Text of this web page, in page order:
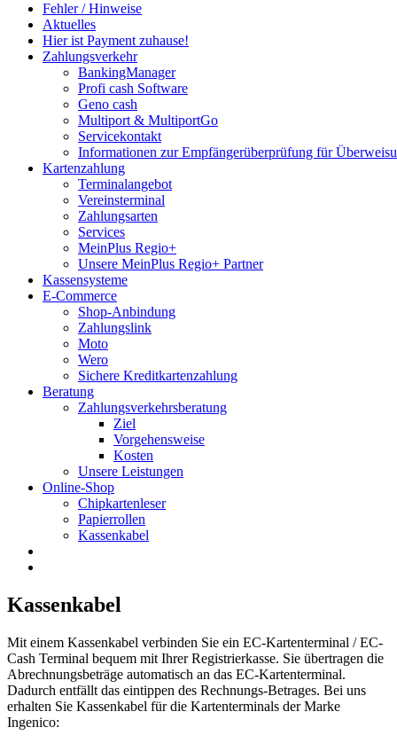
Fehler / Hinweise
Aktuelles
Hier ist Payment zuhause!
Zahlungsverkehr
BankingManager
Profi cash Software
Geno cash
Multiport & MultiportGo
Servicekontakt
Informationen zur Empfängerüberprüfung für
Kartenzahlung
Terminalangebot
Vereinsterminal
Zahlungsarten
Services
MeinPlus Regio+
Unsere MeinPlus Regio+ Partner
Kassensysteme
E-Commerce
Shop-Anbindung
Zahlungslink
Moto
Wero
Sichere Kreditkartenzahlung
Beratung
Zahlungsverkehrsberatung
Ziel
Vorgehensweise
Kosten
Unsere Leistungen
Online-Shop
Chipkartenleser
Papierrollen
Kassenkabel
Kassenkabel
Mit einem Kassenkabel verbinden Sie ein EC-Kartenterminal / EC-
Cash Terminal bequem mit Ihrer Registrierkasse. Sie übertragen die
Abrechnungsbeträge automatisch an das EC-Kartenterminal.
Dadurch entfällt das eintippen des Rechnungs-Betrages. Bei uns
erhalten Sie Kassenkabel für die Kartenterminals der Marke
Ingenico: